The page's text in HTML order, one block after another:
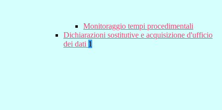
Monitoraggio tempi procedimentali
Dichiarazioni sostitutive e acquisizione d'ufficio
dei dati 1